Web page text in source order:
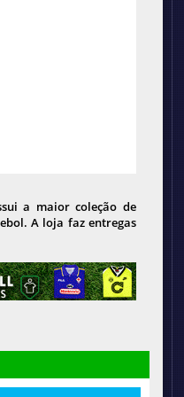
a maior coleção de
A loja faz entregas